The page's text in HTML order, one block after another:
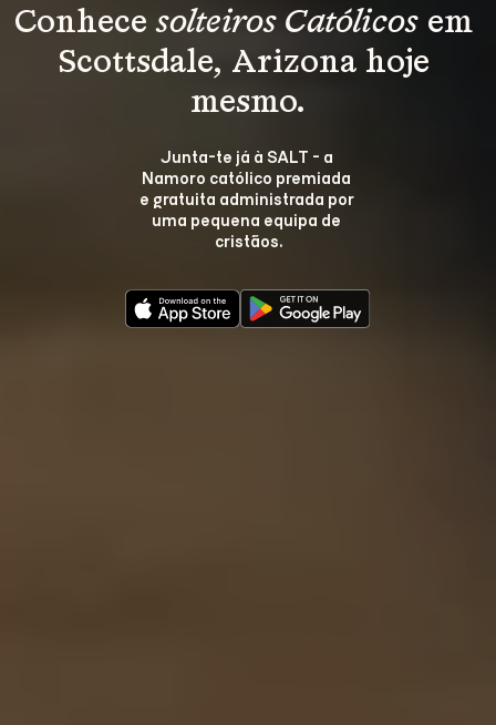
Conhece solteiros Católicos em
Scottsdale, Arizona hoje
mesmo.
Junta-te já à SALT - a
Namoro católico premiada
e gratuita administrada por
uma pequena equipa de
cristãos.